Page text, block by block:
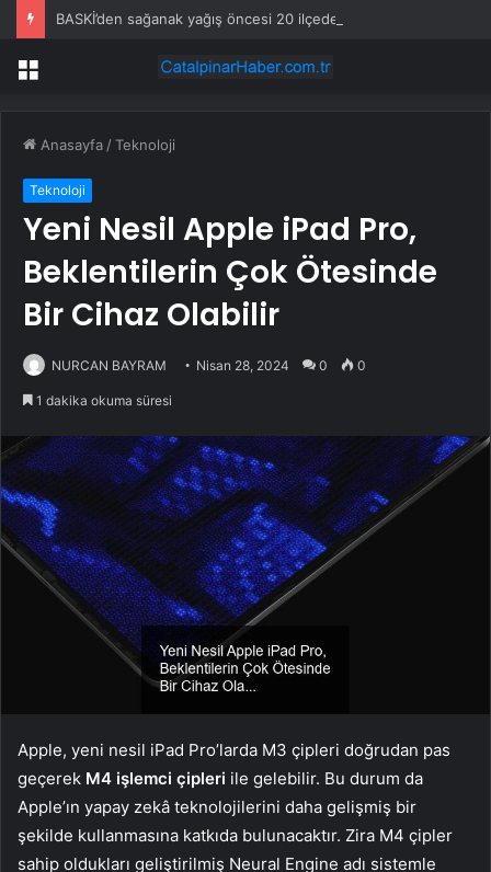
Menü
Anasayfa /Teknoloji
Teknoloji
Yeni Nesil Apple iPad Pro,
Beklentilerin Çok Ötesinde
Bir Cihaz Olabilir
NURCAN BAYRAM Nisan 28, 2024 0 0
1 dakika okuma süresi
Apple, yeni nesil iPad Pro’larda M3 çipleri doğrudan pas
geçerek M4 işlemci çipleri ile gelebilir. Bu durum da
Apple’ın yapay zekâ teknolojilerini daha gelişmiş bir
şekilde kullanmasına katkıda bulunacaktır. Zira M4 çipler
sahip oldukları geliştirilmiş Neural Engine adı sistemle